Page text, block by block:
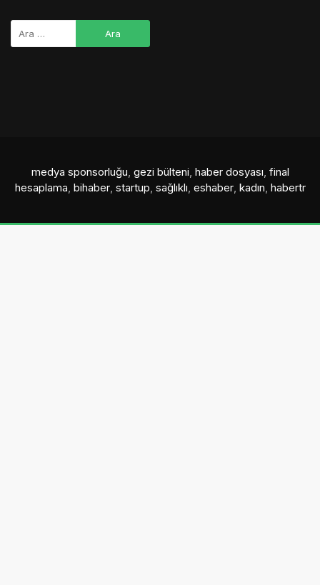
medya sponsorluğu, gezi bülteni, haber dosyası, final
hesaplama, bihaber, startup, sağlıklı, eshaber, kadın, habertr